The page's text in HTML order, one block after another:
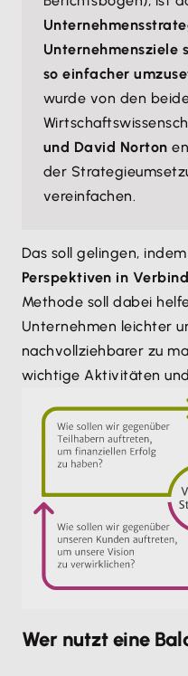
Unternehmensziele
so einfacher
wurde von den
und David Norton
der
vereinfachen.
Das soll gelingen, indem
Perspektiven in
Methode soll dabei
Unternehmen leichter
nachvollziehbarer zu
wichtige Aktivitäten
Wer nutzt eine